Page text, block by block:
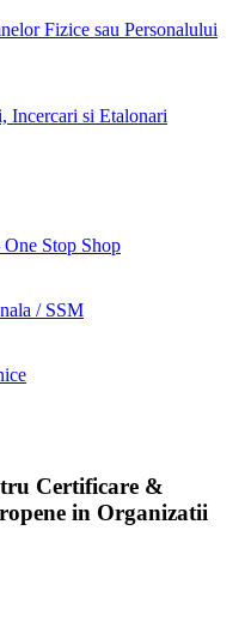
Fizice sau Personalului
Incercari si Etalonari
Stop Shop
/ SSM
Certificare &
in Organizatii